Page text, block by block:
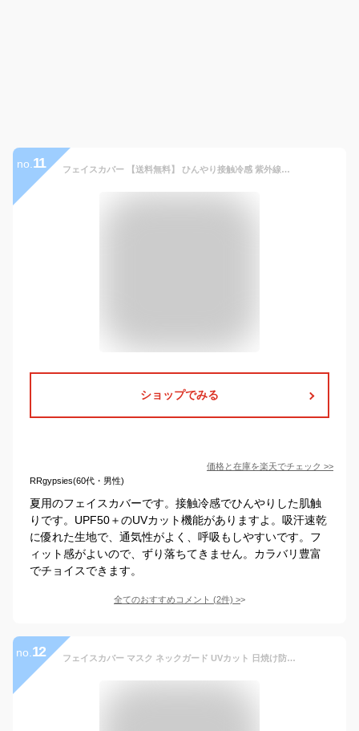
no. 11 フェイスカバー 【送料無料】 ひんやり接触冷感 紫外線対策 UVカット UPF50＋ フェイスマスク ネックガード スポーツ 日焼け防止 春夏におすすめ 吸汗速乾 ランニング ジム 園芸 サイクリング 散歩に ユニセックス メンズ レディース 男女兼用 フリーサイズ 11220001
ショップでみる
価格と在庫を楽天でチェック >>
RRgypsies(60代・男性)
夏用のフェイスカバーです。接触冷感でひんやりした肌触
りです。UPF50＋のUVカット機能がありますよ。吸汗速乾
に優れた生地で、通気性がよく、呼吸もしやすいです。フ
ィット感がよいので、ずり落ちてきません。カラバリ豊富
でチョイスできます。
全てのおすすめコメント (2件) >
no. 12 フェイスカバー マスク ネックガード UVカット 日焼け防止 日よけマスク 花粉フェイスマスク 対策 日焼け防止 日焼け 熱中症対策 紫外線カット レディース メンズ 自転車 ガーデニング ランニング 農作業 かわいい おしゃれ 送料無料